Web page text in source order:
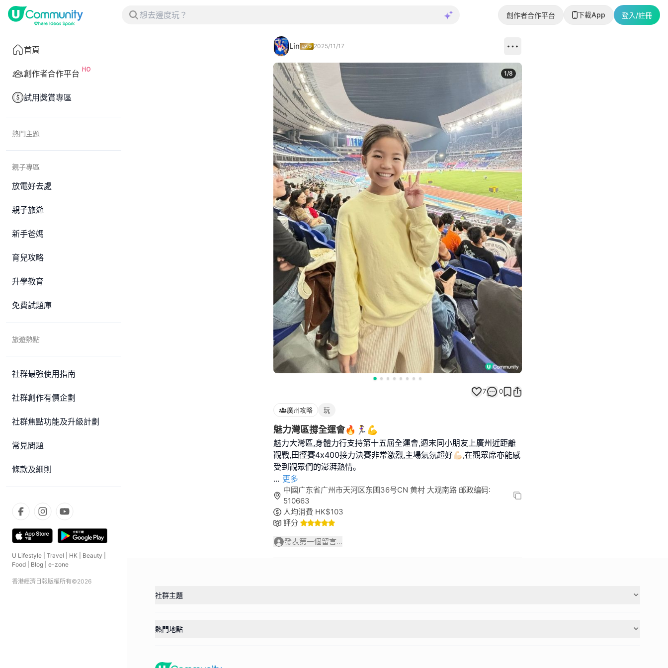
創作者合作平台 下載App 登入/註冊
首頁
創作者合作平台
試用獎賞專區
熱門主題
親子專區
放電好去處
親子旅遊
新手爸媽
育兒攻略
升學教育
免費試題庫
旅遊熱點
社群最強使用指南
社群創作有價企劃
社群焦點功能及升級計劃
常見問題
條款及細則
U Lifestyle Travel HK Beauty
Food
Blog e-zone
香港經濟日報版權所有©2026
Lin 2025/11/17
Next slide
1/8
7 0
廣州攻略 玩
魅力灣區撐全運會🔥🏃‍♀️💪
魅力大灣區,身體力行支持第十五屆全運會,週末同小朋友上廣州近距離
觀戰,田徑賽4x400接力決賽非常激烈,主場氣氛超好💪🏻,在觀眾席亦能感
... 更多
中國广东省广州市天河区东圃36号CN 黄村 大观南路 邮政编码:
510663
人均消費 HK$103
評分
發表第一個留言...
社群主題
熱門地點